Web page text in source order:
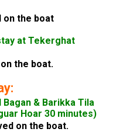
on the boat
at Tekerghat
the boat.
& Barikka Tila
Hoar 30 minutes)
on the boat.